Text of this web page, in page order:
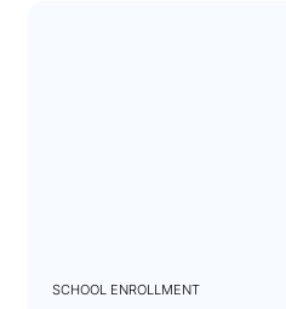
SCHOOL ENROLLMENT